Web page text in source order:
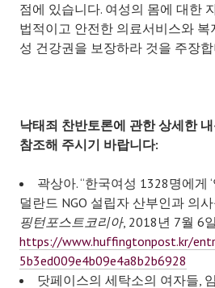
점에 있습니다. 여성의 몸에 대한
법적이고 안전한 의료서비스와 복
성 건강권을 보장하라 것을 주장
낙태죄 찬반토론에 관한 상세한
참조해 주시기 바랍니다:
곽상아. “한국여성 1328명에게
덜란드 NGO 설립자 산부인과 의
핑턴포스트코리아, 2018년 7월 6
https://www.huffingtonpost.kr/
5b3ed009e4b09e4a8b2b6928
닷페이스의 세탁소의 여자들,